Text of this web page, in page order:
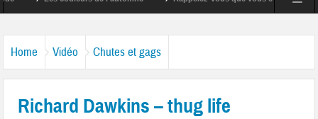
Home Vidéo Chutes et gags
Richard Dawkins – thug life